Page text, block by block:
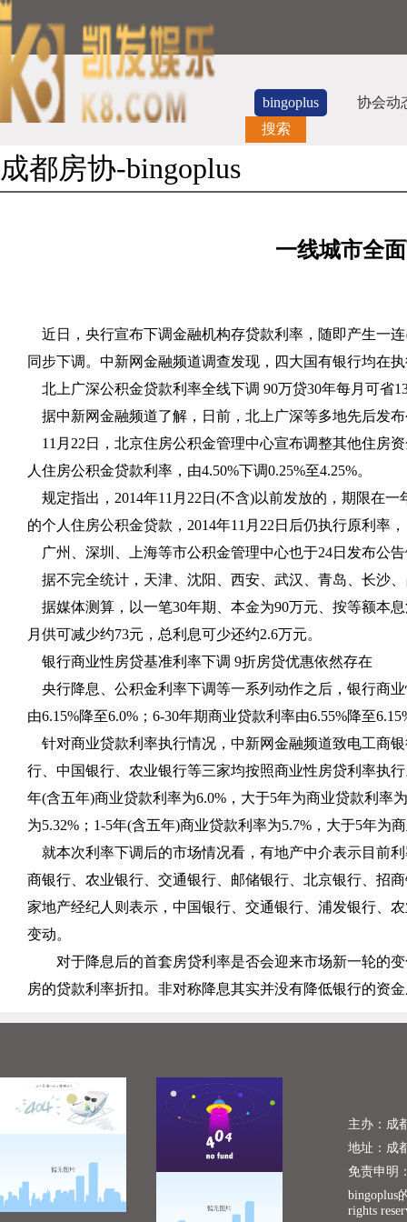
bingoplus
协会动
搜索
成都房协-bingoplus
一线城市全
近日，央行宣布下调金融机构存贷款利率，随即产生一
同步下调。中新网金融频道调查发现，四大国有银行均在
北上广深公积金贷款利率全线下调 90万贷30年每月可省
据中新网金融频道了解，日前，北上广深等多地先后发
11 月 22 日，北京住房公积金管理中心宣布调整其他住房
人住房公积金贷款利率，由4.50%下调0.25%至4.25%。
规定指出， 2014年11 月 22 日 (不含)以前发放的，期限在一
的个人住房公积金贷款， 2014年11 月 22 日后仍执行原利率
广州、深圳、上海等市公积金管理中心也于24日发布公
据不完全统计，天津、沈阳、西安、武汉、青岛、长沙
据媒体测算，以一笔30年期、本金为90万元、按等额本
月供可减少约73元，总利息可少还约2.6万元。
银行商业性房贷基准利率下调 9折房贷优惠依然存在
央行降息、公积金利率下调等一系列动作之后，银行商
由6.15%降至6.0% ； 6-30年期商业贷款利率由6.55%降至
针对商业贷款利率执行情况，中新网金融频道致电工商
行、中国银行、农业银行等三家均按照商业性房贷利率执
年(含五年)商业贷款利率为6.0% ，大于5年为商业贷款利率为
为5.32% ； 1-5年(含五年)商业贷款利率为5.7% ，大于5年为
就本次利率下调后的市场情况看，有地产中介表示目前
商银行、农业银行、交通银行、邮储银行、北京银行、招
家地产经纪人则表示，中国银行、交通银行、浦发银行、
变动。
对于降息后的首套房贷利率是否会迎来市场新一轮的
房的贷款利率折扣。非对称降息其实并没有降低银行的资
主办：成
地址：成
免责申明
bingoplus
rights